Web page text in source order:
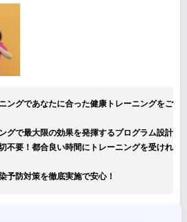
ングであなたに合った健康トレーニングをご
グで最大限の効果を発揮するプログラム設計
不要！都合良い時間にトレーニングを受けれ
予防対策を徹底実施で安心！